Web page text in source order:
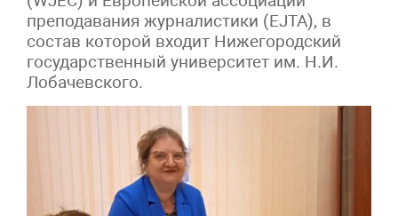
преподавания журналистики (EJTA), в
состав которой входит Нижегородский
государственный университет им. Н.И.
Лобачевского.